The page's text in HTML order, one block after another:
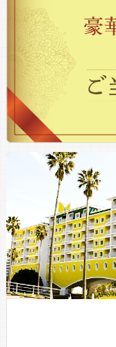
2026年7
工事を
z久土
心して
担当：第
2026年7
営業さ
工事担
して頂
ら後片
ざいま
担当：茨
大変丁